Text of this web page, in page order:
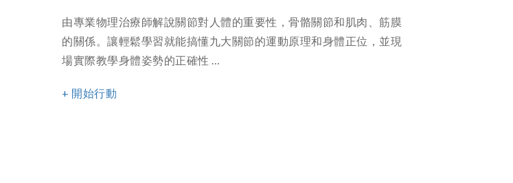
由專業物理治療師解說關節對人體的重要性，骨骼關節和肌肉、筋膜
的關係。讓輕鬆學習就能搞懂九大關節的運動原理和身體正位，並現
場實際教學身體姿勢的正確性 …
+ 開始行動